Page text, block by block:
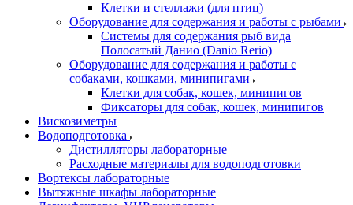
Клетки и стеллажи (для птиц)
Оборудование для содержания и работы с рыбами
Системы для содержания рыб вида
Полосатый Данио (Danio Rerio)
Оборудование для содержания и работы с
собаками, кошками, минипигами
Клетки для собак, кошек, минипигов
Фиксаторы для собак, кошек, минипигов
Вискозиметры
Водоподготовка
Дистилляторы лабораторные
Расходные материалы для водоподготовки
Вортексы лабораторные
Вытяжные шкафы лабораторные